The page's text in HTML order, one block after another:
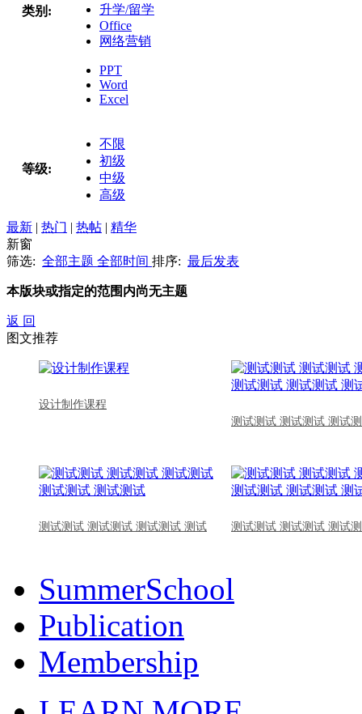
类别:
升学/留学
Office
网络营销
PPT
Word
Excel
等级:
不限
初级
中级
高级
最新 | 热门 | 热帖 | 精华
新窗
筛选: 全部主题 全部时间 排序: 最后发表
本版块或指定的范围内尚无主题
返 回
图文推荐
设计制作课程
测试测试 测试测试 测试
测试测试 测试测试 测试测试 测试 测试测试 测试测试 测试
SummerSchool
Publication
Membership